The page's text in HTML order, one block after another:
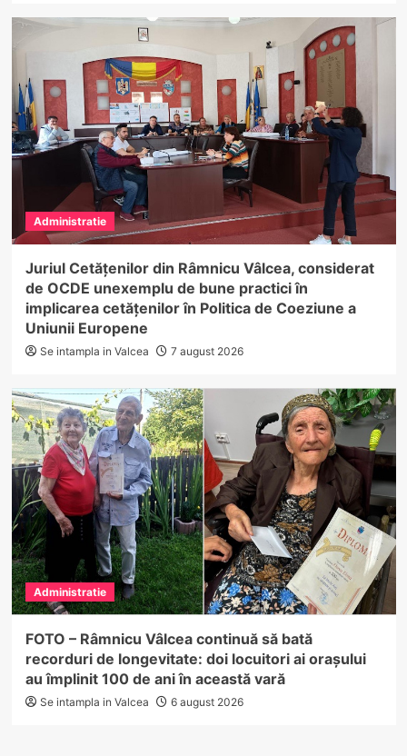
Administratie
Juriul Cetățenilor din Râmnicu Vâlcea, considerat
de OCDE unexemplu de bune practici în
implicarea cetățenilor în Politica de Coeziune a
Uniunii Europene
Se intampla in Valcea 7 august 2026
Administratie
FOTO – Râmnicu Vâlcea continuă să bată
recorduri de longevitate: doi locuitori ai orașului
au împlinit 100 de ani în această vară
Se intampla in Valcea 6 august 2026